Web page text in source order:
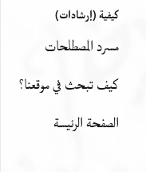
كيفية (إرشادات)
مسرد المصطلحات
كيف تبحث في موقعنا؟
الصفحة الرئيسة